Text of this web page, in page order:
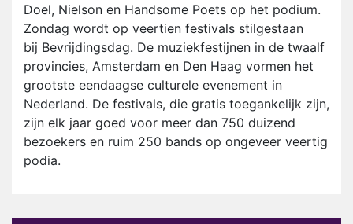
Doel, Nielson en Handsome Poets op het podium.
Zondag wordt op veertien festivals stilgestaan
bij Bevrijdingsdag. De muziekfestijnen in de twaalf
provincies, Amsterdam en Den Haag vormen het
grootste eendaagse culturele evenement in
Nederland. De festivals, die gratis toegankelijk zijn,
zijn elk jaar goed voor meer dan 750 duizend
bezoekers en ruim 250 bands op ongeveer veertig
podia.